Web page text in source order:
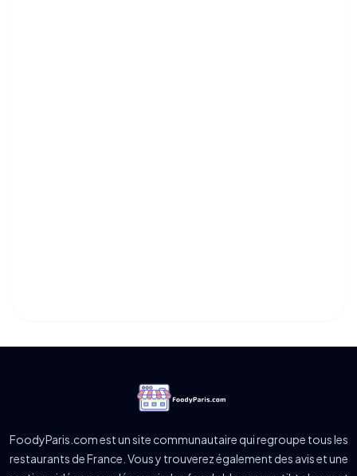
FoodyParis.com est un site communautaire qui regroupe tous les
restaurants de France. Vous y trouverez également des avis et une